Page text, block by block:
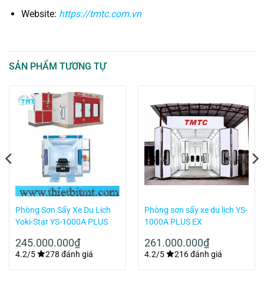
Website: https://tmtc.com.vn
SẢN PHẨM TƯƠNG TỰ
Phòng Sơn Sấy Xe Du Lịch
Yoki-Star YS-1000A PLUS
245.000.000₫
4.2/5 278 đánh giá
Phòng sơn sấy xe du lịch YS-
1000A PLUS EX
261.000.000₫
4.2/5 216 đánh giá